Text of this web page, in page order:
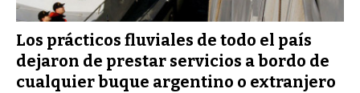
Los prácticos fluviales de todo el país
dejaron de prestar servicios a bordo de
cualquier buque argentino o extranjero